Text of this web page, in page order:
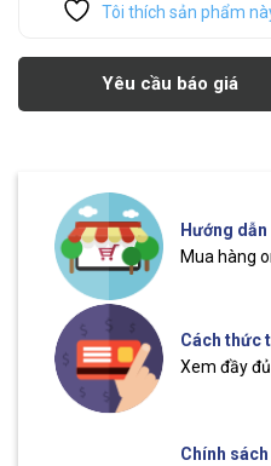
Tôi thích sản phẩm
Yêu cầu báo giá
Hướng
Mua hàng
Cách thức
Xem đầy
Chính